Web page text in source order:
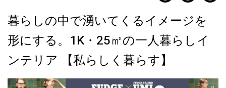
暮らしの中で湧いてくるイメージを
形にする。1K・25㎡の一人暮らしイ
ンテリア 【私らしく暮らす】